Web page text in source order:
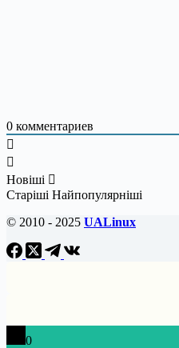
0 комментариев
Новіші
Старіші Найпопулярніші
© 2010 - 2025 UALinux
0